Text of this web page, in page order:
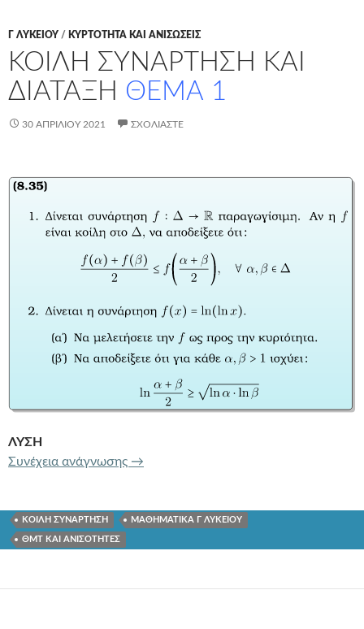
Γ ΛΥΚΕΊΟΥ / ΚΥΡΤΟΤΗΤΑ ΚΑΙ ΑΝΙΣΩΣΕΙΣ
ΚΟΙΛΗ ΣΥΝΑΡΤΗΣΗ ΚΑΙ
ΔΙΑΤΑΞΗ ΘΕΜΑ 1
30 ΑΠΡΙΛΊΟΥ 2021 ΣΧΟΛΙΆΣΤΕ
ΛΥΣΗ
Συνέχεια ανάγνωσης ΚΟΙΛΗ ΣΥΝΑΡΤΗΣΗ ΚΑΙ ΔΙΑΤΑΞΗ
→
ΚΟΙΛΗ ΣΥΝΑΡΤΗΣΗ ΜΑΘΗΜΑΤΙΚΑ Γ ΛΥΚΕΙΟΥ
ΘΜΤ ΚΑΙ ΑΝΙΣΟΤΗΤΕΣ